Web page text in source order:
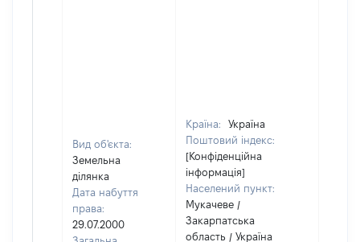
Вид об'єкта:
Земельна
ділянка
Дата набуття
права:
29.07.2000
Країна:
Україна
Поштовий індекс:
[Конфіденційна
інформація]
Населений пункт:
Мукачеве /
Закарпатська
область / Україна